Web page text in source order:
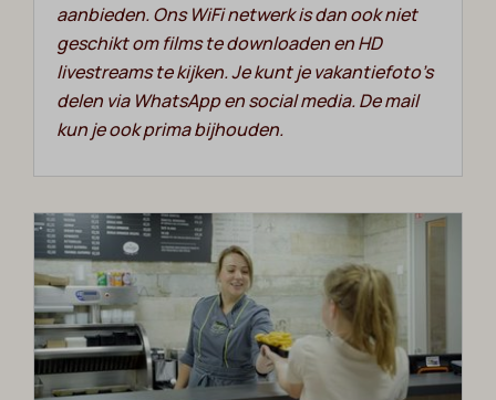
aanbieden. Ons WiFi netwerk is dan ook niet
geschikt om films te downloaden en HD
livestreams te kijken. Je kunt je vakantiefoto’s
delen via WhatsApp en social media. De mail
kun je ook prima bijhouden.